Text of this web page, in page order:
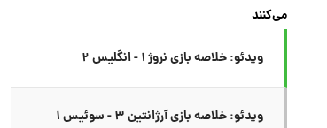
می‌کنند
ویدئو: خلاصه بازی نروژ ۱ - انگلیس ۲
ویدئو: خلاصه بازی آرژانتین ۳ - سوئیس ۱